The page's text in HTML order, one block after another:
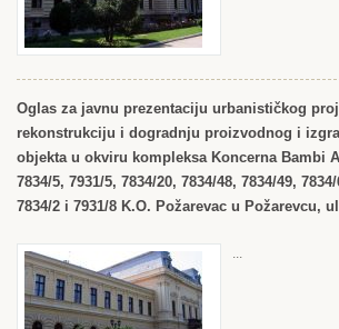
Oglas za javnu prezentaciju urbanističkog
rekonstrukciju i dogradnju proizvodnog i
objekta u okviru kompleksa Koncerna Bambi
7834/5, 7931/5, 7834/20, 7834/48, 7834/49,
7834/2 i 7931/8 K.O. Požarevac u Požarevcu,
...